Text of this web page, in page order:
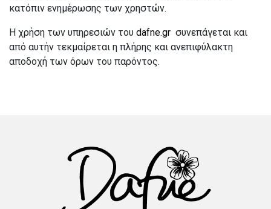
κατόπιν ενημέρωσης των χρηστών.
Η χρήση των υπηρεσιών του dafne.gr συνεπάγεται και
από αυτήν τεκμαίρεται η πλήρης και ανεπιφύλακτη
αποδοχή των όρων του παρόντος.